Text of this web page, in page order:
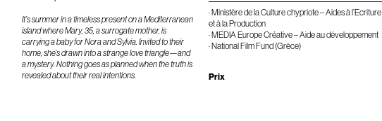
It’ssummer in a timeless present on a Mediterranean
island where Mary, 35, a surrogate mother, is
carrying a baby for Nora and Sylvia. Invited to their
home,she’sdrawn into a strange love triangle—and
a mystery. Nothing goes as planned when the truth is
revealed about their real intentions.
· Ministère de la Culture chypriote – Aides à l’Ecriture
et à la Production
· MEDIA Europe Créative – Aide au développement
· National Film Fund (Grèce)
Prix